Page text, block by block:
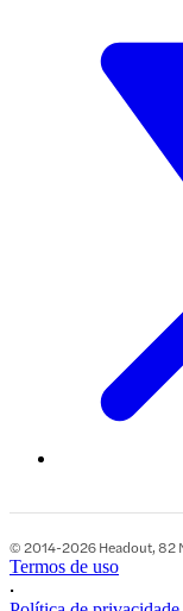
© 2014-2026 Headout, 82
Termos de uso
•